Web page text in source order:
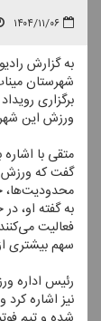
۱۴۰۴/۱۱/۰۶
به گزارش
شهرستان
برگزاری
ورزش این
متقی با
گفت كه ورزش
محدودیت‌ها،
به گفته او،
فعالیت
سهم بیشتری
رئیس اداره
نیز اشاره